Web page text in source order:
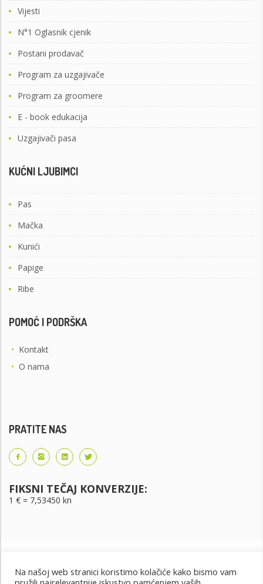
Vijesti
N°1 Oglasnik cjenik
Postani prodavač
Program za uzgajivače
Program za groomere
E - book edukacija
Uzgajivači pasa
KUĆNI LJUBIMCI
Pas
Mačka
Kunići
Papige
Ribe
POMOĆ I PODRŠKA
• Kontakt
• O nama
PRATITE NAS
FIKSNI TEČAJ KONVERZIJE:
1 € = 7,53450 kn
Na našoj web stranici koristimo kolačiće kako bismo vam